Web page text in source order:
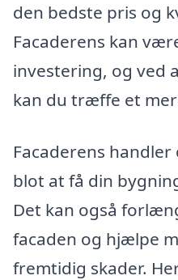
den bedste pris og
Facaderens kan
investering, og ved
kan du træffe et
Facaderens
blot at få din
Det kan også
facaden og hjælpe
fremtidig skader.